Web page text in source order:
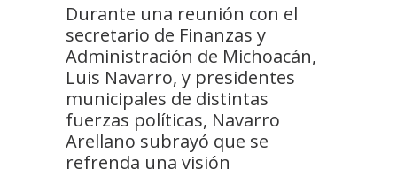
Durante una reunión con el
secretario de Finanzas y
Administración de Michoacán,
Luis Navarro, y presidentes
municipales de distintas
fuerzas políticas, Navarro
Arellano subrayó que se
refrenda una visión